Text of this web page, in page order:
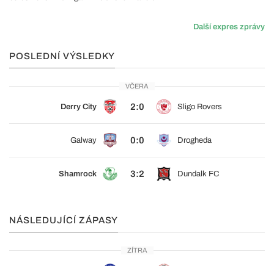
Další expres zprávy
POSLEDNÍ VÝSLEDKY
VČERA
Derry City 2:0 Sligo Rovers
Galway 0:0 Drogheda
Shamrock 3:2 Dundalk FC
NÁSLEDUJÍCÍ ZÁPASY
ZÍTRA